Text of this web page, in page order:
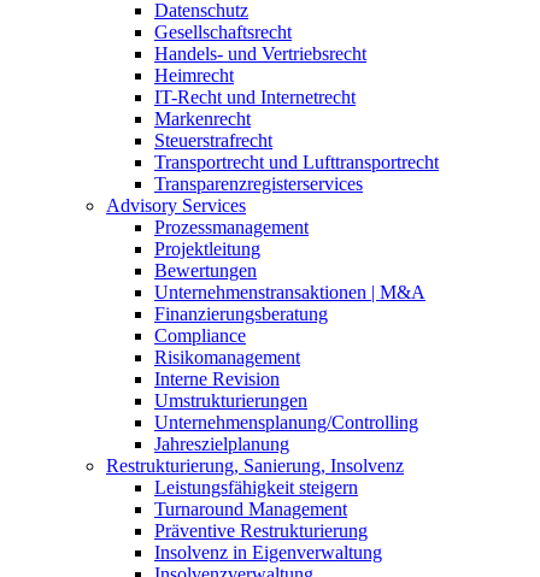
Datenschutz
Gesellschaftsrecht
Handels- und Vertriebsrecht
Heimrecht
IT-Recht und Internetrecht
Markenrecht
Steuerstrafrecht
Transportrecht und Lufttransportrecht
Transparenzregisterservices
Advisory Services
Prozessmanagement
Projektleitung
Bewertungen
Unternehmenstransaktionen | M&A
Finanzierungsberatung
Compliance
Risikomanagement
Interne Revision
Umstrukturierungen
Unternehmensplanung/Controlling
Jahreszielplanung
Restrukturierung, Sanierung, Insolvenz
Leistungsfähigkeit steigern
Turnaround Management
Präventive Restrukturierung
Insolvenz in Eigenverwaltung